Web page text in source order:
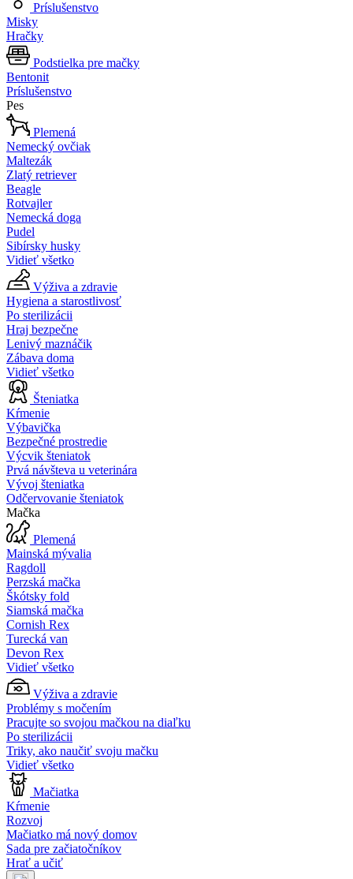
Príslušenstvo
Misky
Hračky
Podstielka pre mačky
Bentonit
Príslušenstvo
Pes
Plemená
Nemecký ovčiak
Maltezák
Zlatý retriever
Beagle
Rotvajler
Nemecká doga
Pudel
Sibírsky husky
Vidieť všetko
Výživa a zdravie
Hygiena a starostlivosť
Po sterilizácii
Hraj bezpečne
Lenivý maznáčik
Zábava doma
Vidieť všetko
Šteniatka
Kŕmenie
Výbavička
Bezpečné prostredie
Výcvik šteniatok
Prvá návšteva u veterinára
Vývoj šteniatka
Odčervovanie šteniatok
Mačka
Plemená
Mainská mývalia
Ragdoll
Perzská mačka
Škótsky fold
Siamská mačka
Cornish Rex
Turecká van
Devon Rex
Vidieť všetko
Výživa a zdravie
Problémy s močením
Pracujte so svojou mačkou na diaľku
Po sterilizácii
Triky, ako naučiť svoju mačku
Vidieť všetko
Mačiatka
Kŕmenie
Rozvoj
Mačiatko má nový domov
Sada pre začiatočníkov
Hrať a učiť